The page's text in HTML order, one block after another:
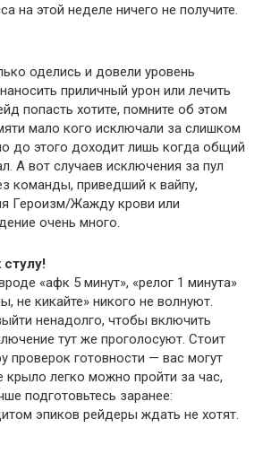
на этой неделе ничего не получите.
оделись и довели уровень
приличный урон или лечить
попасть хотите, помните об этом
мало кого исключали за слишком
до этого доходит лишь когда общий
А вот случаев исключения за пул
команды, приведший к вайпу,
Героизм/Жажду крови или
очень много.
«афк 5 минут», «релог 1 минута»
не кикайте» никого не волнуют.
ненадолго, чтобы включить
тут же проголосуют. Стоит
проверок готовности — вас могут
легко можно пройти за час,
подготовьтесь заранее:
эпиков рейдеры ждать не хотят.